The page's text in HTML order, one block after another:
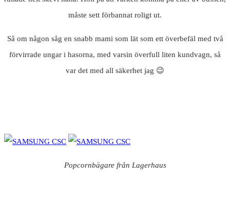
måste sett förbannat roligt ut.
Så om någon såg en snabb mami som lät som ett överbefäl med två
förvirrade ungar i hasorna, med varsin överfull liten kundvagn, så
var det med all säkerhet jag 😉
Popcornbägare från Lagerhaus